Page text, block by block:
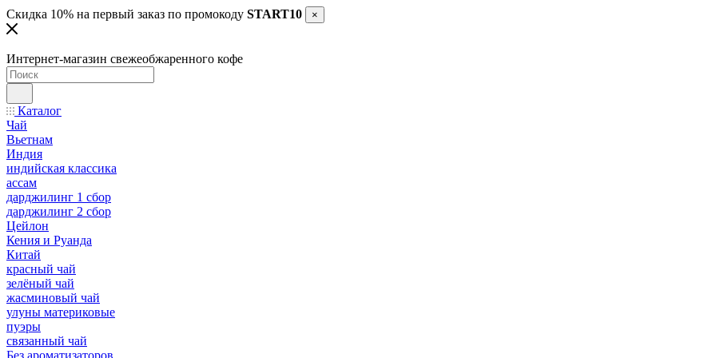
Скидка 10% на первый заказ по промокоду START10 ×
Интернет-магазин свежеобжаренного кофе
Каталог
Чай
Вьетнам
Индия
индийская классика
ассам
дарджилинг 1 сбор
дарджилинг 2 сбор
Цейлон
Кения и Руанда
Китай
красный чай
зелёный чай
жасминовый чай
улуны материковые
пуэры
связанный чай
Без ароматизаторов